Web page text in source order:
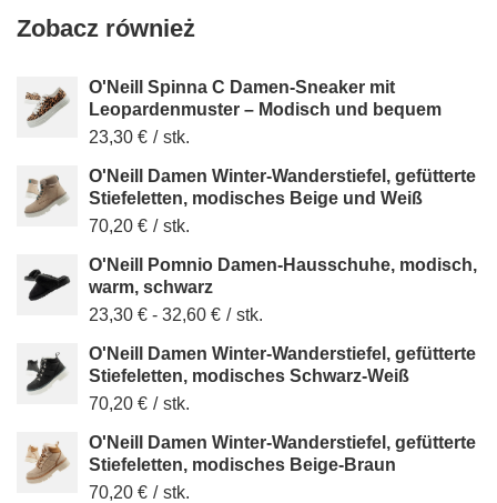
Zobacz również
O'Neill Spinna C Damen-Sneaker mit
Leopardenmuster – Modisch und bequem
23,30 € / stk.
O'Neill Damen Winter-Wanderstiefel, gefütterte
Stiefeletten, modisches Beige und Weiß
70,20 € / stk.
O'Neill Pomnio Damen-Hausschuhe, modisch,
warm, schwarz
23,30 € - 32,60 € / stk.
O'Neill Damen Winter-Wanderstiefel, gefütterte
Stiefeletten, modisches Schwarz-Weiß
70,20 € / stk.
O'Neill Damen Winter-Wanderstiefel, gefütterte
Stiefeletten, modisches Beige-Braun
70,20 € / stk.